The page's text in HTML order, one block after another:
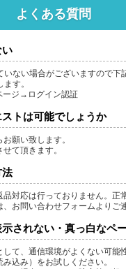
よくある質問
い
いない場合がございますので下
す。
ージ→ログイン認証
トは可能でしょうか
願い致します。
て頂きます。
法
対応は行っておりません。正
お問い合わせフォームよりご
されない・真っ白なペ
て、通信環境がよくない可能
込み）をお試しください。